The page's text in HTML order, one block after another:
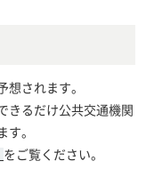
想されます。
きるだけ公共交通機関
。
をご覧ください。